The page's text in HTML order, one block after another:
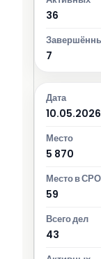
36
7
10.05.2026
5 870
59
43